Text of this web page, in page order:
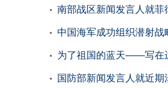
南部战区新闻发言人就菲
中国海军成功组织潜射战
为了祖国的蓝天——写在
国防部新闻发言人就近